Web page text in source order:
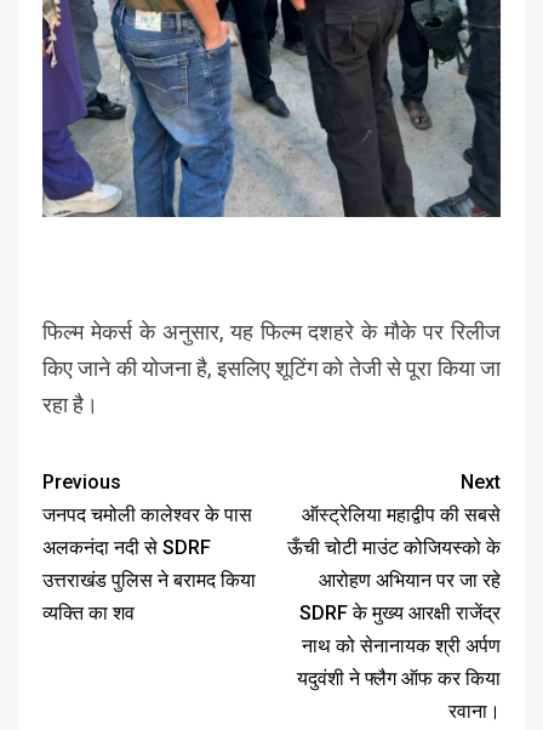
फिल्म मेकर्स के अनुसार, यह फिल्म दशहरे के मौके पर रिलीज
किए जाने की योजना है, इसलिए शूटिंग को तेजी से पूरा किया जा
रहा है।
Previous
जनपद चमोली कालेश्वर के पास
अलकनंदा नदी से SDRF
उत्तराखंड पुलिस ने बरामद किया
व्यक्ति का शव
Next
ऑस्ट्रेलिया महाद्वीप की सबसे
ऊँची चोटी माउंट कोजियस्को के
आरोहण अभियान पर जा रहे
SDRF के मुख्य आरक्षी राजेंद्र
नाथ को सेनानायक श्री अर्पण
यदुवंशी ने फ्लैग ऑफ कर किया
रवाना।